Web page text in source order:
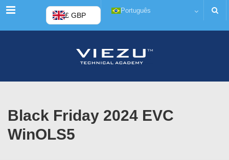
Menu £ GBP
Português
Black Friday 2024 EVC
WinOLS5